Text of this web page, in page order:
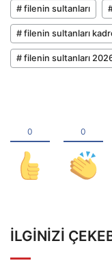
# filenin sultanları
# filenin sultanları
# filenin sultanları
İLGINIZI